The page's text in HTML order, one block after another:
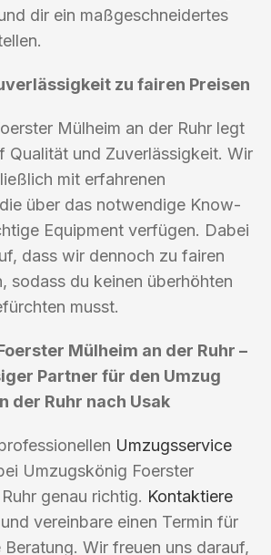
dir ein maßgeschneidertes
zu fairen Preisen
Mülheim an der Ruhr legt
Qualität und Zuverlässigkeit. Wir
mit erfahrenen
über das notwendige Know-
Equipment verfügen. Dabei
dass wir dennoch zu fairen
sodass du keinen überhöhten
musst.
Mülheim an der Ruhr –
Partner für den Umzug
der Ruhr nach Usak
Umzugsservice
Umzugskönig Foerster
genau richtig. Kontaktiere
vereinbare einen Termin für
Beratung. Wir freuen uns darauf,